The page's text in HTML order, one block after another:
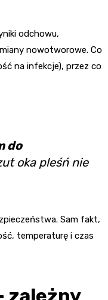
odchowu,
nowotworowe. Co
na infekcje), przez co
do
oka pleśń nie
Sam fakt,
temperaturę i czas